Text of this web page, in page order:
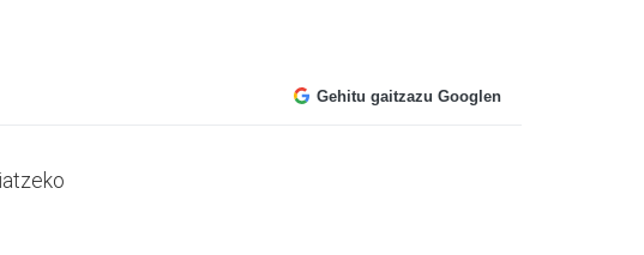
Gehitu gaitzazu Googlen